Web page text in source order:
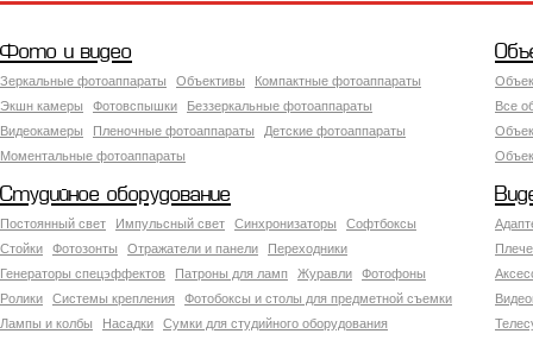
Фото и видео
Зеркальные фотоаппараты Объективы
Компактные фотоаппараты
Экшн камеры
Фотовспышки
Беззеркальные фотоаппараты
Видеокамеры
Пленочные фотоаппараты
Детские фотоаппараты
Моментальные фотоаппараты
Все
Студийное оборудование
Постоянный свет Импульсный свет Синхронизаторы
Софтбоксы
Стойки
Фотозонты Отражатели и панели
Переходники
Генераторы спецэффектов
Патроны для ламп Журавли
Фотофоны
Ролики
Системы крепления
Фотобоксы и столы для предметной съемки
Лампы и колбы
Насадки
Сумки для студийного оборудования